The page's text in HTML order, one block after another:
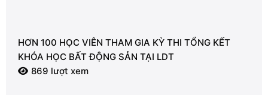
HƠN 100 HỌC VIÊN THAM GIA KỲ THI TỔNG KẾT
KHÓA HỌC BẤT ĐỘNG SẢN TẠI LDT
869 lượt xem